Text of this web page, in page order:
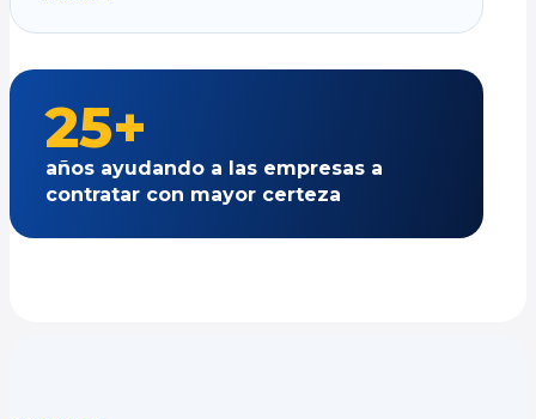
25+
años ayudando a las empresas a
contratar con mayor certeza